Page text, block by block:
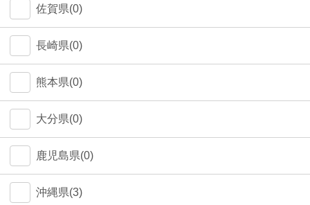
福岡市(18)
佐賀県(0)
長崎県(0)
熊本県(0)
大分県(0)
鹿児島県(0)
沖縄県(3)